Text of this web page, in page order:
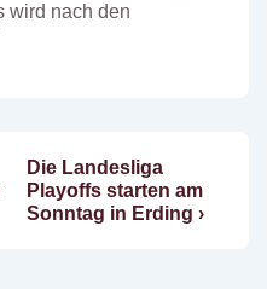
wird nach den
Nächster
Beitrag
ist
Die Landesliga
Playoffs starten am
Sonntag in Erding ›